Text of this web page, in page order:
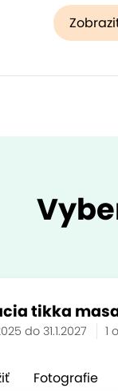
tikka
do 31.1.2027 1
Fotografie